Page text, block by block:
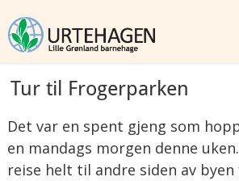
Tur til Frogerparken
Det var en spent gjeng som
en mandags morgen denne
reise helt til andre siden av